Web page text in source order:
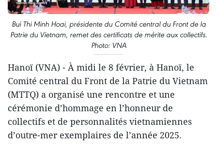
Bui Thi Minh Hoai, présidente du Comité central du Front de la
Patrie du Vietnam, remet des certificats de mérite aux collectifs.
Photo: VNA
Hanoï (VNA) - À midi le 8 février, à Hanoï, le
Comité central du Front de la Patrie du Vietnam
(MTTQ) a organisé une rencontre et une
cérémonie d’hommage en l’honneur de
collectifs et de personnalités vietnamiennes
d’outre-mer exemplaires de l’année 2025.